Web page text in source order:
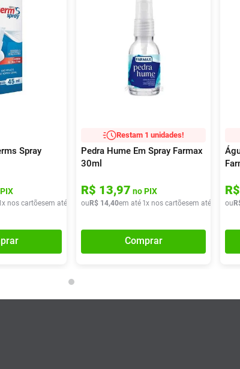
Spray
x nos cartõesem até x deR$ 11,90
Restam 1 unidades!
Pedra Hume Em Spray Farmax
30ml
R$ 13,97 no PIX
ou R$ 14,40em até 1x nos cartõesem até x deR$
Comprar
R$
ou